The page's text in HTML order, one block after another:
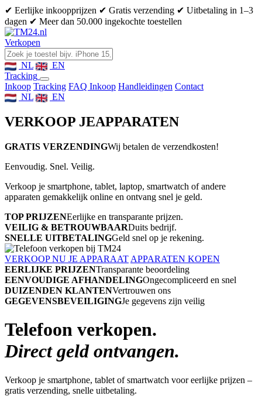
✔ Eerlijke inkoopprijzen ✔ Gratis verzending ✔ Uitbetaling in 1–3
dagen ✔ Meer dan 50.000 ingekochte toestellen
Verkopen
NL
EN
Tracking
Inkoop Tracking FAQ Inkoop Handleidingen Contact
NL
EN
VERKOOP JEAPPARATEN
GRATIS VERZENDINGWij betalen de verzendkosten!
Eenvoudig. Snel. Veilig.
Verkoop je smartphone, tablet, laptop, smartwatch of andere
apparaten gemakkelijk online en ontvang snel je geld.
TOP PRIJZENEerlijke en transparante prijzen.
VEILIG & BETROUWBAARDuits bedrijf.
SNELLE UITBETALINGGeld snel op je rekening.
VERKOOP NU JE APPARAAT APPARATEN KOPEN
EERLIJKE PRIJZENTransparante beoordeling
EENVOUDIGE AFHANDELINGOngecompliceerd en snel
DUIZENDEN KLANTENVertrouwen ons
GEGEVENSBEVEILIGINGJe gegevens zijn veilig
Telefoon verkopen.
Direct geld ontvangen.
Verkoop je smartphone, tablet of smartwatch voor eerlijke prijzen –
gratis verzending, snelle uitbetaling.